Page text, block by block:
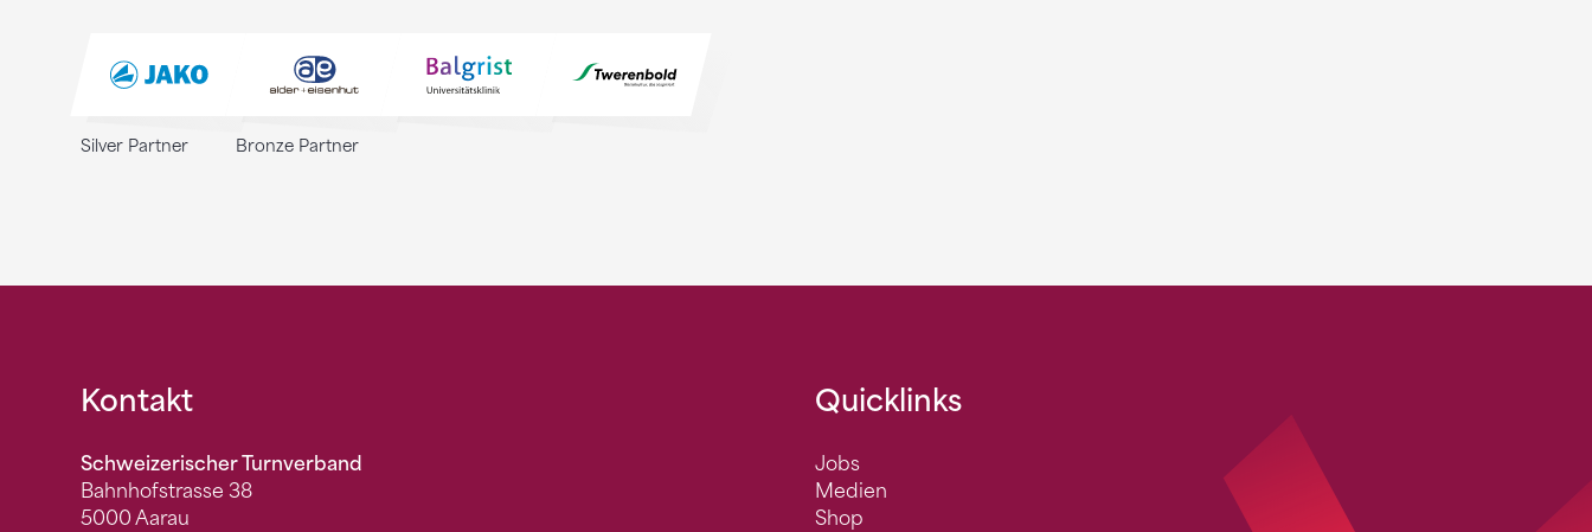
Silver Partner Bronze Partner
Fusszeile
Kontakt
Schweizerischer Turnverband
Bahnhofstrasse 38
5000 Aarau
Quicklinks
Jobs
Medien
Shop